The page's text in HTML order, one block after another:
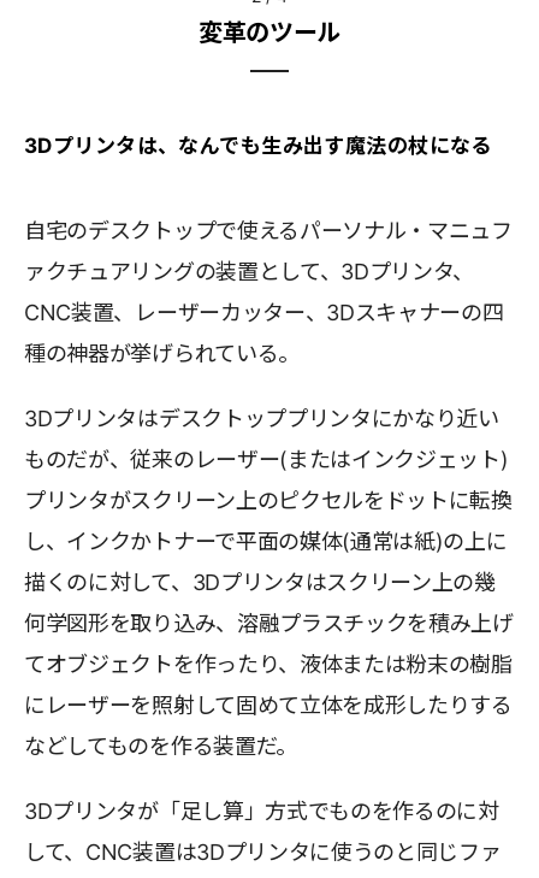
変革のツール
3Dプリンタは、なんでも生み出す魔法の杖になる
自宅のデスクトップで使えるパーソナル・マニュフ
ァクチュアリングの装置として、3Dプリンタ、
CNC装置、レーザーカッター、3Dスキャナーの四
種の神器が挙げられている。
3Dプリンタはデスクトッププリンタにかなり近い
ものだが、従来のレーザー(またはインクジェット)
プリンタがスクリーン上のピクセルをドットに転換
し、インクかトナーで平面の媒体(通常は紙)の上に
描くのに対して、3Dプリンタはスクリーン上の幾
何学図形を取り込み、溶融プラスチックを積み上げ
てオブジェクトを作ったり、液体または粉末の樹脂
にレーザーを照射して固めて立体を成形したりする
などしてものを作る装置だ。
3Dプリンタが「足し算」方式でものを作るのに対
して、CNC装置は3Dプリンタに使うのと同じファ